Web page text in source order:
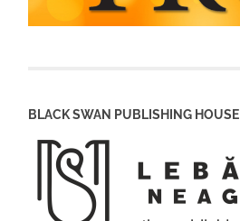
BLACK SWAN PUBLISHING HOUSE